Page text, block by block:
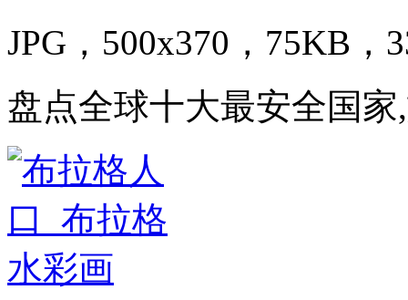
JPG，500x370，75KB，
盘点全球十大最安全国